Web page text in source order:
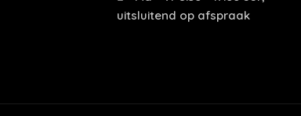
uitsluitend op afspraak